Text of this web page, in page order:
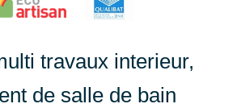
travaux interieur,
de salle de bain